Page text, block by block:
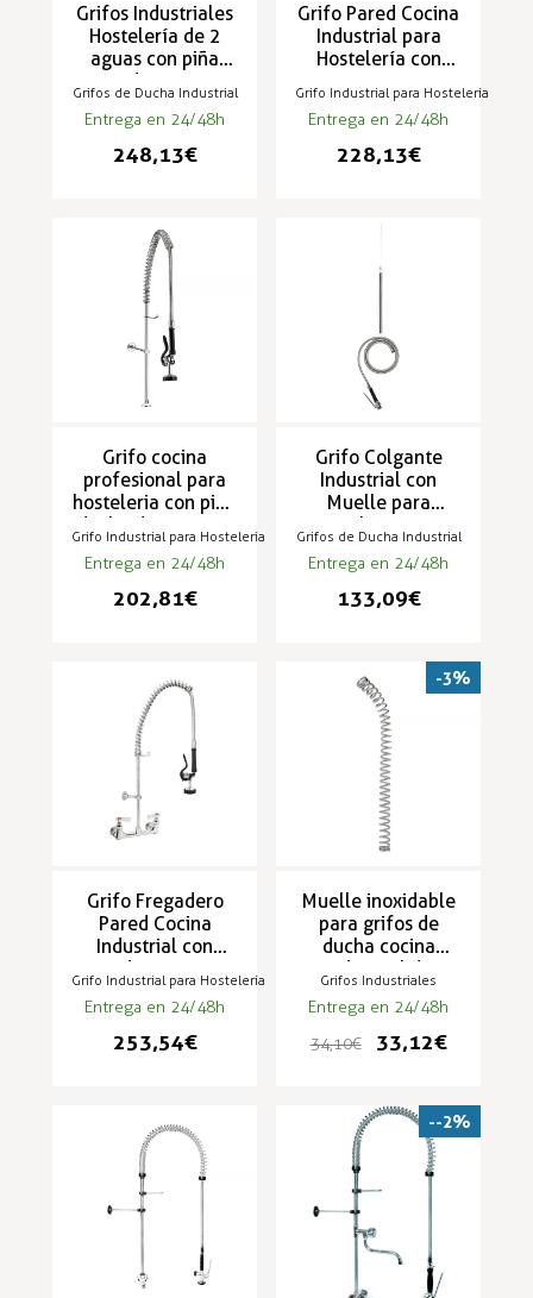
Grifos Industriales
Hostelería de 2
aguas con piña
rociadora - TS-2
Grifos de Ducha Industrial
Entrega en 24/48h
248,13 €
Grifo Pared Cocina
Industrial para
Hostelería con
ZN-1P
Grifo Industrial para Hostelería
Entrega en 24/48h
228,13 €
Grifo cocina
profesional para
hosteleria con piña
ducha de 1 agua -
TS-7
Grifo Industrial para Hostelería
Entrega en 24/48h
202,81 €
Grifo Colgante
Industrial con
Muelle para
Hostelería ZN-C
Grifos de Ducha Industrial
Entrega en 24/48h
133,09 €
Grifo Fregadero
Pared Cocina
Industrial con
Rociador 2 aguas -
TSP-9
Grifo Industrial para Hostelería
Entrega en 24/48h
253,54 €
Muelle inoxidable
para grifos de
ducha cocina
industrial de
hostelería modelo
TS-1E
Grifos Industriales
Entrega en 24/48h
34,10 €
33,12 €
-3%
--2%